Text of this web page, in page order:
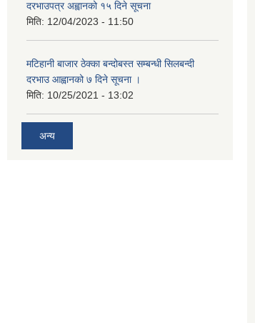
दरभाउपत्र अह्वानको १५ दिने सूचना
मिति: 12/04/2023 - 11:50
मटिहानी बाजार ठेक्का बन्दोबस्त सम्बन्धी सिलबन्दी
दरभाउ आह्वानको ७ दिने सूचना ।
मिति: 10/25/2021 - 13:02
अन्य